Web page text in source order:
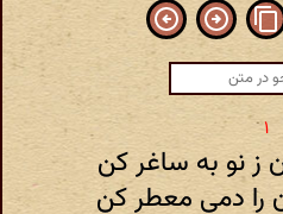
ز نو به ساغر کن
را دمی معطر کن